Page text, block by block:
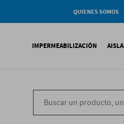
QUIENES SOMOS
IMPERMEABILIZACIÓN
Impermeabilización
Impermeabilización
Impermeabilización